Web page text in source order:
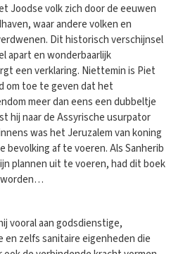
Joodse volk zich door de eeuwen
waar andere volken en
Dit historisch verschijnsel
apart en wonderbaarlijk
een verklaring. Niettemin is Piet
om toe te geven dat het
meer dan eens een dubbeltje
hij naar de Assyrische usurpator
was het Jeruzalem van koning
bevolking af te voeren. Als Sanherib
plannen uit te voeren, had dit boek
worden…
vooral aan godsdienstige,
zelfs sanitaire eigenheden die